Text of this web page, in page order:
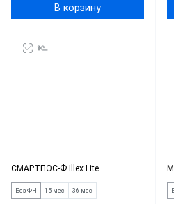
В корзину
СМАРТПОС-Ф Illex Lite
Без ФН 15 мес 36 мес